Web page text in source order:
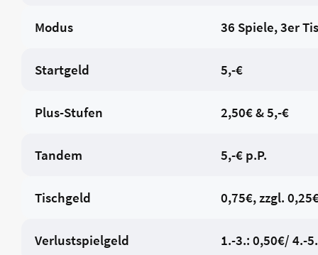
Modus 36 Spiele, 3er
Startgeld 5,-€
Plus-Stufen 2,50€ & 5,-€
Tandem 5,-€ p.P.
Tischgeld 0,75€, zzgl.
Verlustspielgeld 1.-3.: 0,50€/ 4.-